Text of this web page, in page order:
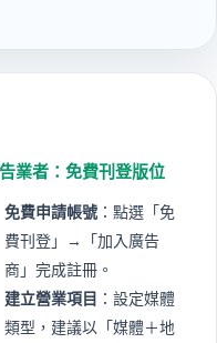
業者：免費刊登版位
免費申請帳號 ：點選「免
費刊登」→「加入廣告
商」完成註冊。
建立營業項目 ：設定媒體
類型，建議以「媒體＋地